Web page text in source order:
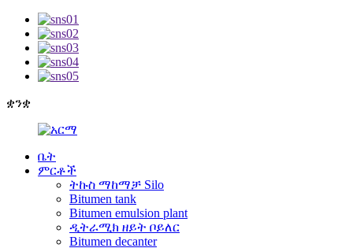
ቋንቋ
ቤት
ምርቶች
ትኩስ ማከማቻ Silo
Bitumen tank
Bitumen emulsion plant
ዲትራሚክ ዘይት ቦይለር
Bitumen decanter